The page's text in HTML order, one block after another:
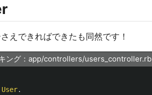
えできればできたも同然です！
ング：app/controllers/users_controller.rb
User.